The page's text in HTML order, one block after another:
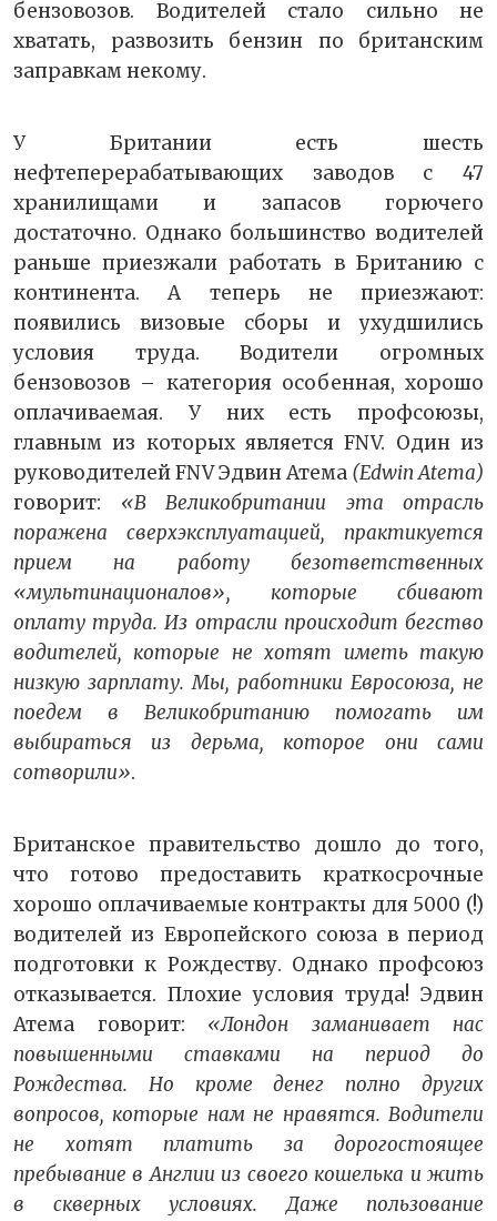
бензовозов. Водителей стало сильно не
хватать, развозить бензин по британским
заправкам некому.
У Британии есть шесть
нефтеперерабатывающих заводов с 47
хранилищами и запасов горючего
достаточно. Однако большинство водителей
раньше приезжали работать в Британию с
континента. А теперь не приезжают:
появились визовые сборы и ухудшились
условия труда. Водители огромных
бензовозов – категория особенная, хорошо
оплачиваемая. У них есть профсоюзы,
главным из которых является FNV. Один из
руководителей FNV Эдвин Атема (Edwin Atema)
говорит: «В Великобритании эта отрасль
поражена сверхэксплуатацией, практикуется
прием на работу безответственных
«мультинационалов», которые сбивают
оплату труда. Из отрасли происходит бегство
водителей, которые не хотят иметь такую
низкую зарплату. Мы, работники Евросоюза, не
поедем в Великобританию помогать им
выбираться из дерьма, которое они сами
сотворили».
Британское правительство дошло до того,
что готово предоставить краткосрочные
хорошо оплачиваемые контракты для 5000 (!)
водителей из Европейского союза в период
подготовки к Рождеству. Однако профсоюз
отказывается. Плохие условия труда! Эдвин
Атема говорит: «Лондон заманивает нас
повышенными ставками на период до
Рождества. Но кроме денег полно других
вопросов, которые нам не нравятся. Водители
не хотят платить за дорогостоящее
пребывание в Англии из своего кошелька и жить
в скверных условиях. Даже пользование